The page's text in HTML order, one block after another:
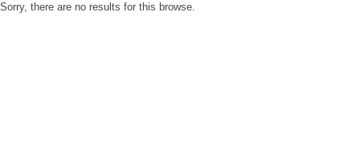
Sorry, there are no results for this browse.